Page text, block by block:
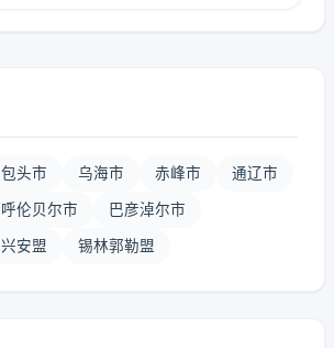
包头市 乌海市 赤峰市 通辽市
呼伦贝尔市 巴彦淖尔市
兴安盟 锡林郭勒盟